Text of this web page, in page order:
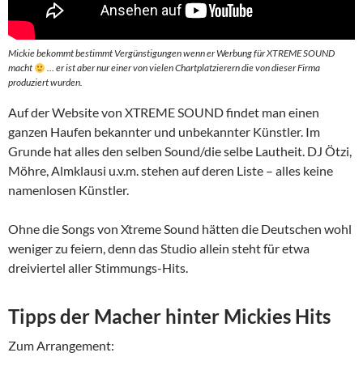
Mickie bekommt bestimmt Vergünstigungen wenn er Werbung für XTREME SOUND
macht
… er ist aber nur einer von vielen Chartplatzierern die von dieser Firma
produziert wurden.
Auf der Website von XTREME SOUND findet man einen
ganzen Haufen bekannter und unbekannter Künstler. Im
Grunde hat alles den selben Sound/die selbe Lautheit. DJ Ötzi,
Möhre, Almklausi u.v.m. stehen auf deren Liste – alles keine
namenlosen Künstler.
Ohne die Songs von Xtreme Sound hätten die Deutschen wohl
weniger zu feiern, denn das Studio allein steht für etwa
dreiviertel aller Stimmungs-Hits.
Tipps der Macher hinter Mickies Hits
Zum Arrangement: